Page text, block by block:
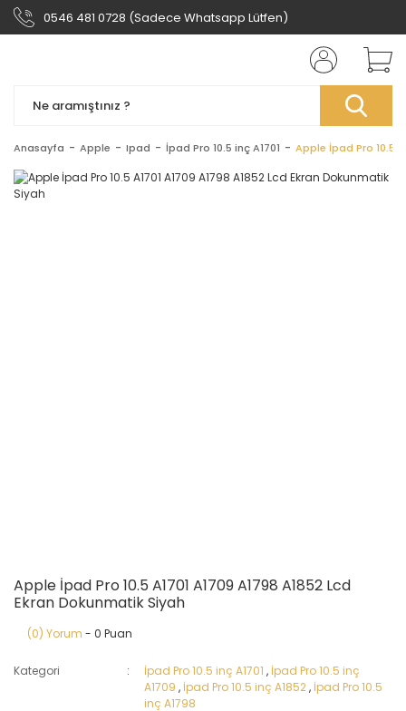
0546 481 0728 (Sadece Whatsapp Lütfen)
Anasayfa Apple Ipad İpad Pro 10.5 inç A1701 Apple İpad Pro 10.5
Apple İpad Pro 10.5 A1701 A1709 A1798 A1852 Lcd
Ekran Dokunmatik Siyah
(0) Yorum - 0 Puan
Kategori İpad Pro 10.5 inç A1701 , İpad Pro 10.5 inç
A1709 , İpad Pro 10.5 inç A1852, İpad Pro 10.5
inç A1798